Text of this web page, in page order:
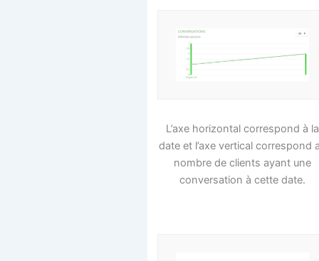
L’axe horizontal correspond à la
date et l’axe vertical correspond
nombre de clients ayant une
conversation à cette date.